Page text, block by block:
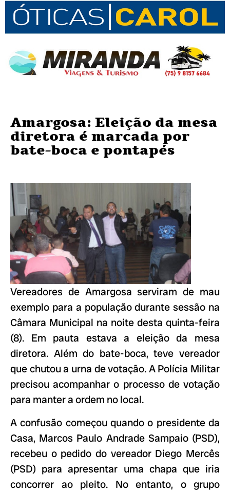
Amargosa: Eleição da mesa
diretora é marcada por
bate-boca e pontapés
Vereadores de Amargosa serviram de mau
exemplo para a população durante sessão na
Câmara Municipal na noite desta quinta-feira
(8). Em pauta estava a eleição da mesa
diretora. Além do bate-boca, teve vereador
que chutou a urna de votação. A Polícia Militar
precisou acompanhar o processo de votação
para manter a ordem no local.
A confusão começou quando o presidente da
Casa, Marcos Paulo Andrade Sampaio (PSD),
recebeu o pedido do vereador Diego Mercês
(PSD) para apresentar uma chapa que iria
concorrer ao pleito. No entanto, o grupo